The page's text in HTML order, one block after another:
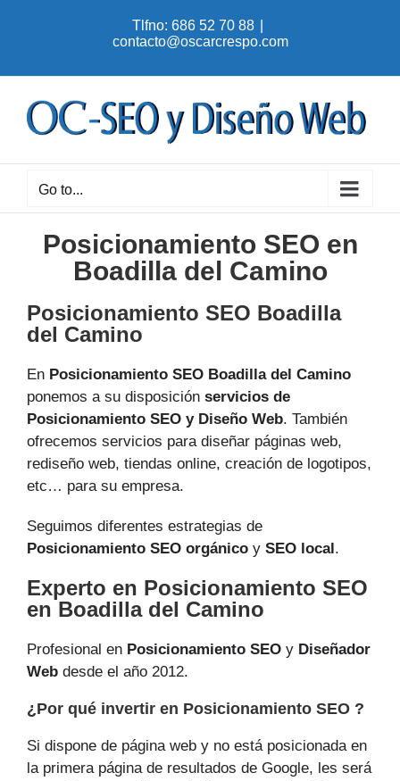
Tlfno: 686 52 70 88
contacto@oscarcrespo.com
Go to...
Posicionamiento SEO en
Boadilla del Camino
Posicionamiento SEO Boadilla
del Camino
En Posicionamiento SEO Boadilla del Camino
ponemos a su disposición servicios de
Posicionamiento SEO y Diseño Web. También
ofrecemos servicios para diseñar páginas web,
rediseño web, tiendas online, creación de logotipos,
etc… para su empresa.
Seguimos diferentes estrategias de
Posicionamiento SEO orgánico y SEO local .
Experto en Posicionamiento SEO
en Boadilla del Camino
Profesional en Posicionamiento SEO y Diseñador
Web desde el año 2012.
¿Por qué invertir en Posicionamiento SEO ?
Si dispone de página web y no está posicionada en
la primera página de resultados de Google, les será